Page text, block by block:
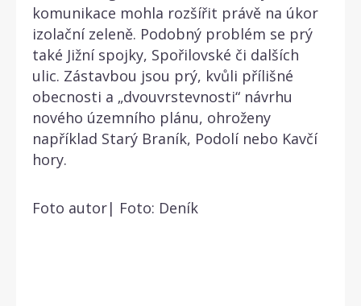
komunikace mohla rozšířit právě na úkor
izolační zeleně. Podobný problém se prý
také Jižní spojky, Spořilovské či dalších
ulic. Zástavbou jsou prý, kvůli přílišné
obecnosti a „dvouvrstevnosti“ návrhu
nového územního plánu, ohroženy
například Starý Braník, Podolí nebo Kavčí
hory.
Foto autor| Foto: Deník